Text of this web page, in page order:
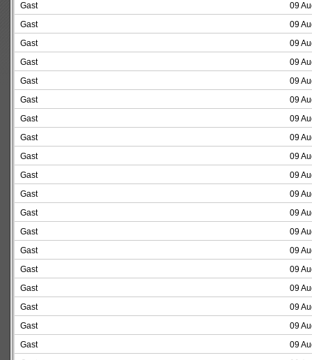
Gast
09
Gast
09
Gast
09
Gast
09
Gast
09
Gast
09
Gast
09
Gast
09
Gast
09
Gast
09
Gast
09
Gast
09
Gast
09
Gast
09
Gast
09
Gast
09
Gast
09
Gast
09
Gast
09